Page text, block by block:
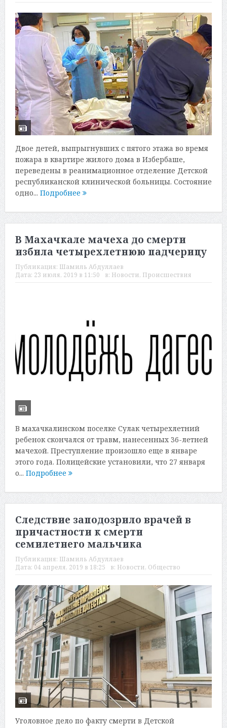
Двое детей, выпрыгнувших с пятого этажа во время
пожара в квартире жилого дома в Избербаше,
переведены в реанимационное отделение Детской
республиканской клинической больницы. Состояние
одно... Подробнее
В Махачкале мачеха до смерти
избила четырехлетнюю падчерицу
Публикация: Шамиль Абдуллаев
Дата: 23 июля, 2019 в 11:50 в: Новости, Происшествия
В махачкалинском поселке Сулак четырехлетний
ребенок скончался от травм, нанесенных 36-летней
мачехой. Преступление произошло еще в январе
этого года. Полицейские установили, что 27 января
о... Подробнее
Следствие заподозрило врачей в
причастности к смерти
семилетнего мальчика
Публикация: Шамиль Абдуллаев
Дата: 04 апреля, 2019 в 18:25 в: Новости, Общество
Уголовное дело по факту смерти в Детской